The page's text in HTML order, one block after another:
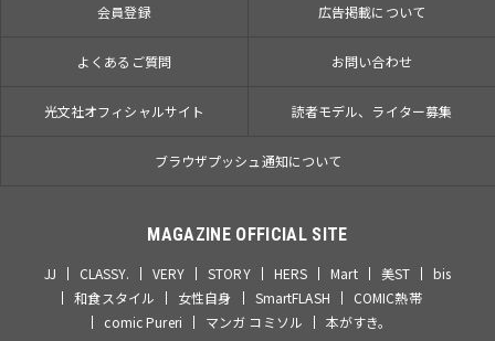
会員登録 広告掲載について
よくあるご質問 お問い合わせ
光文社オフィシャルサイト 読者モデル、ライター募集
ブラウザプッシュ通知について
MAGAZINE OFFICIAL SITE
JJ CLASSY. VERY STORY HERS Mart 美ST
bis
和食スタイル
女性自身 SmartFLASH
COMIC熱帯
comic Pureri
マンガ コミソル 本がすき。